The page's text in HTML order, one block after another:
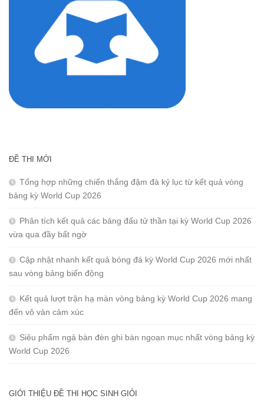
ĐỀ THI MỚI
Tổng hợp những chiến thắng đậm đà kỷ lục từ kết quả vòng
bảng kỳ World Cup 2026
Phân tích kết quả các bảng đấu tử thần tại kỳ World Cup 2026
vừa qua đầy bất ngờ
Cập nhật nhanh kết quả bóng đá kỳ World Cup 2026 mới nhất
sau vòng bảng biến động
Kết quả lượt trận hạ màn vòng bảng kỳ World Cup 2026 mang
đến vô vàn cảm xúc
Siêu phẩm ngả bàn đèn ghi bàn ngoạn mục nhất vòng bảng kỳ
World Cup 2026
GIỚI THIỆU ĐỀ THI HỌC SINH GIỎI